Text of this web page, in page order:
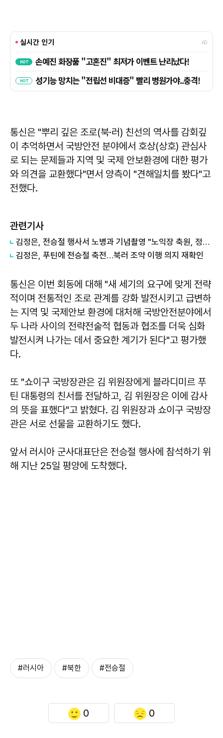
통신은 "뿌리 깊은 조로(북·러) 친선의 역사를 감회깊
이 추억하면서 국방안전 분야에서 호상(상호) 관심사
로 되는 문제들과 지역 및 국제 안보환경에 대한 평가
와 의견을 교환했다"면서 양측이 "견해일치를 봤다"고
전했다.
관련기사
김정은, 전승절 행사서 노병과 기념촬영 "노익장 축원, 정신적 기둥"
김정은, 푸틴에 전승절 축전…북러 조약 이행 의지 재확인
통신은 이번 회동에 대해 "새 세기의 요구에 맞게 전략
적이며 전통적인 조로 관계를 강화 발전시키고 급변하
는 지역 및 국제안보 환경에 대처해 국방안전분야에서
두 나라 사이의 전략전술적 협동과 협조를 더욱 심화
발전시켜 나가는 데서 중요한 계기가 된다"고 평가했
다.
또 "쇼이구 국방장관은 김 위원장에게 블라디미르 푸
틴 대통령의 친서를 전달하고, 김 위원장은 이에 감사
의 뜻을 표했다"고 밝혔다. 김 위원장과 쇼이구 국방장
관은 서로 선물을 교환하기도 했다.
앞서 러시아 군사대표단은 전승절 행사에 참석하기 위
해 지난 25일 평양에 도착했다.
#러시아 #북한 #전승절
0 0